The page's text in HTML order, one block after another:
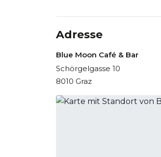
Adresse
Blue Moon Café & Bar
Schörgelgasse 10
8010 Graz